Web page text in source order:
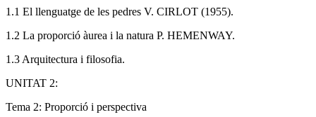
1.1 El llenguatge de les pedres V. CIRLOT (1955).
1.2 La proporció àurea i la natura P. HEMENWAY.
1.3 Arquitectura i filosofia.
UNITAT 2:
Tema 2: Proporció i perspectiva